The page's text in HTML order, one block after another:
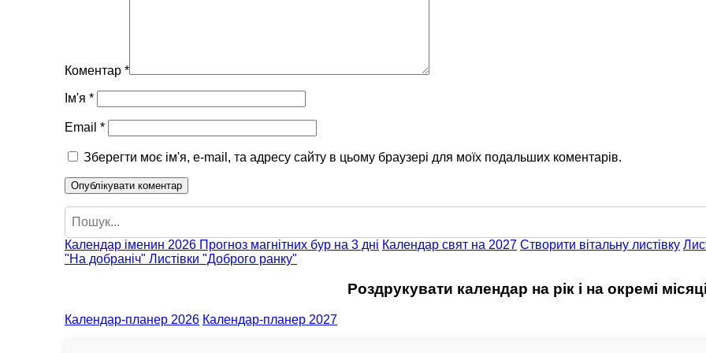
Коментар *
Ім'я *
Email *
Зберегти моє ім'я, e-mail, та адресу сайту в цьому браузері для моїх подальших коментарів.
Пошук
Календар іменин 2026 Прогноз магнітних бур на 3 дні Календар свят на 2027 Створити вітальну листівку
"На добраніч" Листівки "Доброго ранку"
Роздрукувати календар на рік і на окремі
Календар-планер 2026 Календар-планер 2027